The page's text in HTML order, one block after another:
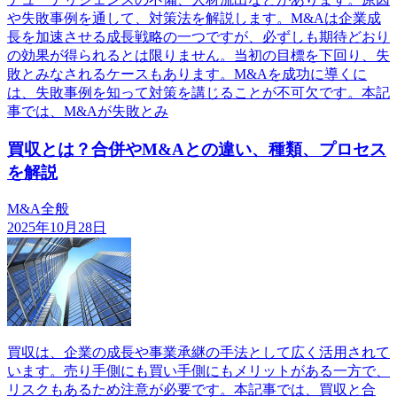
や失敗事例を通して、対策法を解説します。M&Aは企業成
長を加速させる成長戦略の一つですが、必ずしも期待どおり
の効果が得られるとは限りません。当初の目標を下回り、失
敗とみなされるケースもあります。M&Aを成功に導くに
は、失敗事例を知って対策を講じることが不可欠です。本記
事では、M&Aが失敗とみ
買収とは？合併やM&Aとの違い、種類、プロセス
を解説
M&A全般
2025年10月28日
買収は、企業の成長や事業承継の手法として広く活用されて
います。売り手側にも買い手側にもメリットがある一方で、
リスクもあるため注意が必要です。本記事では、買収と合